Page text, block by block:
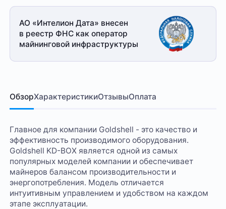
АО «Интелион Дата» внесен
в реестр ФНС как оператор
майнинговой инфраструктуры
ОбзорХарактеристикиОтзывыОплата
Главное для компании Goldshell - это качество и
эффективность производимого оборудования.
Goldshell KD-BOX является одной из самых
популярных моделей компании и обеспечивает
майнеров балансом производительности и
энергопотребления. Модель отличается
интуитивным управлением и удобством на каждом
этапе эксплуатации.